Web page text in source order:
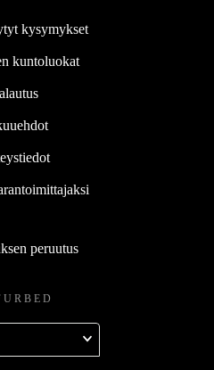
kysymykset
kuntoluokat
peruutus